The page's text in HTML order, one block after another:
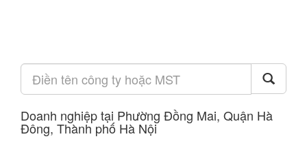
Doanh nghiệp tại Phường Đồng Mai, Quận Hà
Đông, Thành phố Hà Nội